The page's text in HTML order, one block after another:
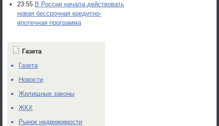
23:55 В России начала действовать
новая бессрочная кредитно-
ипотечная программа
Газета
Газета
Новости
Жилищные законы
ЖКХ
Рынок недвижимости